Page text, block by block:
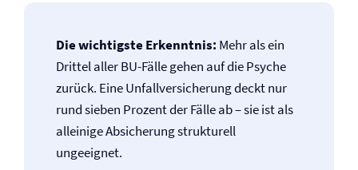
Die wichtigste Erkenntnis: Mehr als ein
Drittel aller BU-Fälle gehen auf die Psyche
zurück. Eine Unfall­versicherung deckt nur
rund sieben Prozent der Fälle ab – sie ist als
alleinige Absicherung strukturell
ungeeignet.